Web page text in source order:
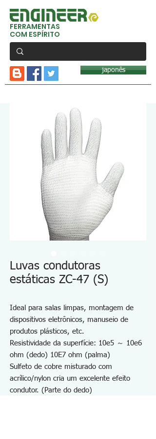
FERRAMENTAS
COM ESPÍRITO
japonês
Luvas condutoras
estáticas ZC-47 (S)
Ideal para salas limpas, montagem de
dispositivos eletrônicos, manuseio de
produtos plásticos, etc.
Resistividade da superfície: 10e5 ～ 10e6
ohm (dedo) 10E7 ohm (palma)
Sulfeto de cobre misturado com
acrílico/nylon cria um excelente efeito
condutor. (Parte do dedo)